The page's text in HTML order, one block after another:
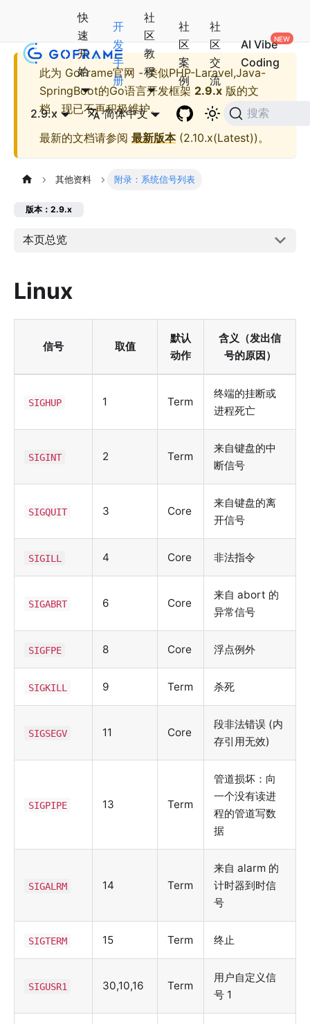
快
速
开
始
开
发
手
册
社
区
教
程
社
区
案
例
社
区
交
流
AI Vibe
Coding
2.9.x 简体中文 搜索
此为 GoFrame官网 - 类似PHP-Laravel,Java-
SpringBoot的Go语言开发框架 2.9.x 版的文
档，现已不再积极维护。
最新的文档请参阅 最新版本(2.10.x(Latest))。
其他资料 附录：系统信号列表
版本：2.9.x
本页总览
Linux
信号 取值
默认
动作
含义（发出信
号的原因）
SIGHUP 1 Term
终端的挂断或
进程死亡
SIGINT 2 Term
来自键盘的中
断信号
SIGQUIT 3 Core
来自键盘的离
开信号
SIGILL 4 Core 非法指令
SIGABRT 6 Core
来自 abort 的
异常信号
SIGFPE 8 Core 浮点例外
SIGKILL 9 Term 杀死
SIGSEGV 11 Core
段非法错误 (内
存引用无效)
SIGPIPE 13 Term
管道损坏：向
一个没有读进
程的管道写数
据
SIGALRM 14 Term
来自 alarm 的
计时器到时信
号
SIGTERM 15 Term 终止
SIGUSR1 30,10,16 Term
用户自定义信
号 1